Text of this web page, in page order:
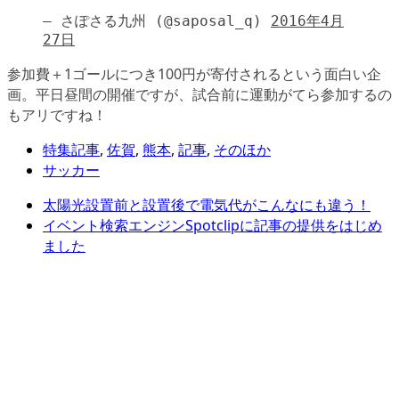
— さぽさる九州 (@saposal_q) 2016年4月
27日
参加費＋1ゴールにつき100円が寄付されるという面白い企
画。平日昼間の開催ですが、試合前に運動がてら参加するの
もアリですね！
特集記事, 佐賀, 熊本, 記事, そのほか
サッカー
太陽光設置前と設置後で電気代がこんなにも違う！
イベント検索エンジンSpotclipに記事の提供をはじめ
ました